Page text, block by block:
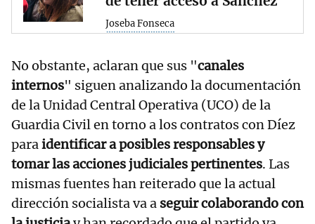
Joseba Fonseca
No obstante, aclaran que sus "canales
internos" siguen analizando la documentación
de la Unidad Central Operativa (UCO) de la
Guardia Civil en torno a los contratos con Díez
paraidentificar a posibles responsables y
tomar las acciones judiciales pertinentes. Las
mismas fuentes han reiterado que la actual
dirección socialista va a seguir colaborando con